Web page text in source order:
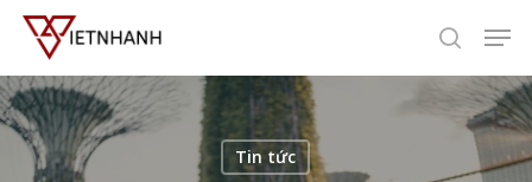
Skip
main
content
search
Tin tức